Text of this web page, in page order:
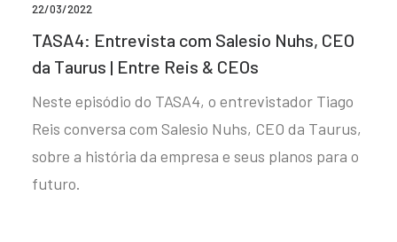
22/03/2022
TASA4: Entrevista com Salesio Nuhs, CEO
da Taurus | Entre Reis & CEOs
Neste episódio do TASA4, o entrevistador Tiago
Reis conversa com Salesio Nuhs, CEO da Taurus,
sobre a história da empresa e seus planos para o
futuro.